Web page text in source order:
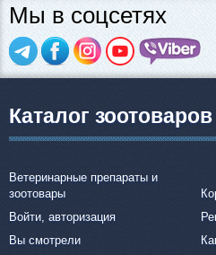
Мы в соцсетях
Каталог зоотоваров
Ветеринарные препараты и
зоотовары
Войти, авторизация
Вы смотрели